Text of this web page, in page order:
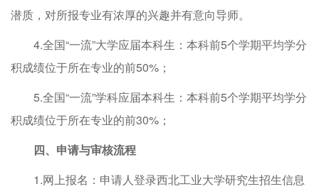
潜质，对所报专业有浓厚的兴趣并有意向导师。
4.全国“一流”大学应届本科生：本科前5个学期平均学分
积成绩位于所在专业的前50%；
5.全国“一流”学科应届本科生：本科前5个学期平均学分
积成绩位于所在专业的前30%；
四、申请与审核流程
1.网上报名：申请人登录西北工业大学研究生招生信息